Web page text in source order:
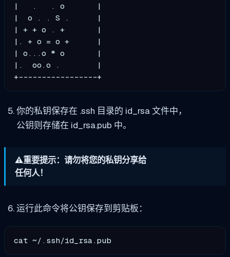
|   .   . o       |
|  o . . S .      |
| + + o . +       |
|. + o = o +      |
| o...o * o       |
|.  oo.o .        |
+-----------------+
你的私钥保存在 .ssh 目录的 id_rsa 文件中，
公钥则存储在 id_rsa.pub 中。
⚠️重要提示：请勿将您的私钥分享给
任何人！
运行此命令将公钥保存到剪贴板：
cat ~/.ssh/id_rsa.pub